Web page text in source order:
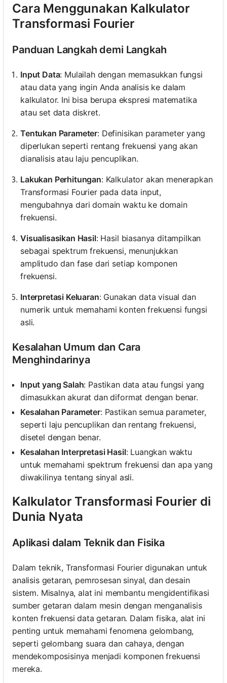
Cara Menggunakan Kalkulator
Transformasi Fourier
Panduan Langkah demi Langkah
Input Data: Mulailah dengan memasukkan fungsi
atau data yang ingin Anda analisis ke dalam
kalkulator. Ini bisa berupa ekspresi matematika
atau set data diskret.
Tentukan Parameter: Definisikan parameter yang
diperlukan seperti rentang frekuensi yang akan
dianalisis atau laju pencuplikan.
Lakukan Perhitungan: Kalkulator akan menerapkan
Transformasi Fourier pada data input,
mengubahnya dari domain waktu ke domain
frekuensi.
Visualisasikan Hasil: Hasil biasanya ditampilkan
sebagai spektrum frekuensi, menunjukkan
amplitudo dan fase dari setiap komponen
frekuensi.
Interpretasi Keluaran: Gunakan data visual dan
numerik untuk memahami konten frekuensi fungsi
asli.
Kesalahan Umum dan Cara
Menghindarinya
Input yang Salah: Pastikan data atau fungsi yang
dimasukkan akurat dan diformat dengan benar.
Kesalahan Parameter: Pastikan semua parameter,
seperti laju pencuplikan dan rentang frekuensi,
disetel dengan benar.
Kesalahan Interpretasi Hasil: Luangkan waktu
untuk memahami spektrum frekuensi dan apa yang
diwakilinya tentang sinyal asli.
Kalkulator Transformasi Fourier di
Dunia Nyata
Aplikasi dalam Teknik dan Fisika
Dalam teknik, Transformasi Fourier digunakan untuk
analisis getaran, pemrosesan sinyal, dan desain
sistem. Misalnya, alat ini membantu mengidentifikasi
sumber getaran dalam mesin dengan menganalisis
konten frekuensi data getaran. Dalam fisika, alat ini
penting untuk memahami fenomena gelombang,
seperti gelombang suara dan cahaya, dengan
mendekomposisinya menjadi komponen frekuensi
mereka.